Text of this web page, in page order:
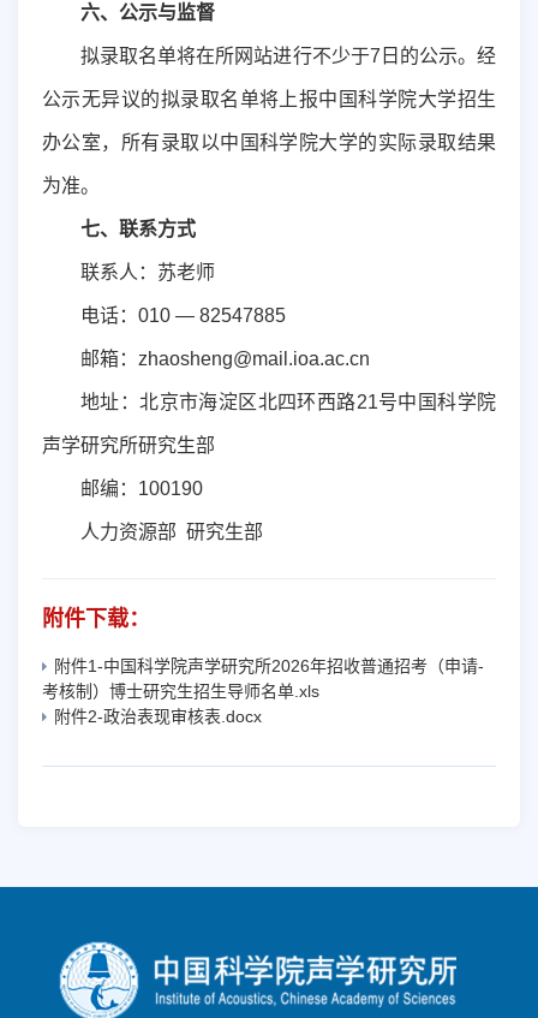
六、公示与监督
拟录取名单将在所网站进行不少于7 日的公示。经
公示无异议的拟录取名单将上报中国科学院大学招生
办公室，所有录取以中国科学院大学的实际录取结果
为准。
七、联系方式
联系人：苏老师
电话： 010 — 82547885
邮箱： zhaosheng@mail.ioa.ac.cn
地址：北京市海淀区北四环西路21号中国科学院
声学研究所研究生部
邮编： 100190
人力资源部 研究生部
附件下载：
附件1-中国科学院声学研究所2026年招收普通招考（申请-
考核制）博士研究生招生导师名单.xls
附件2-政治表现审核表.docx